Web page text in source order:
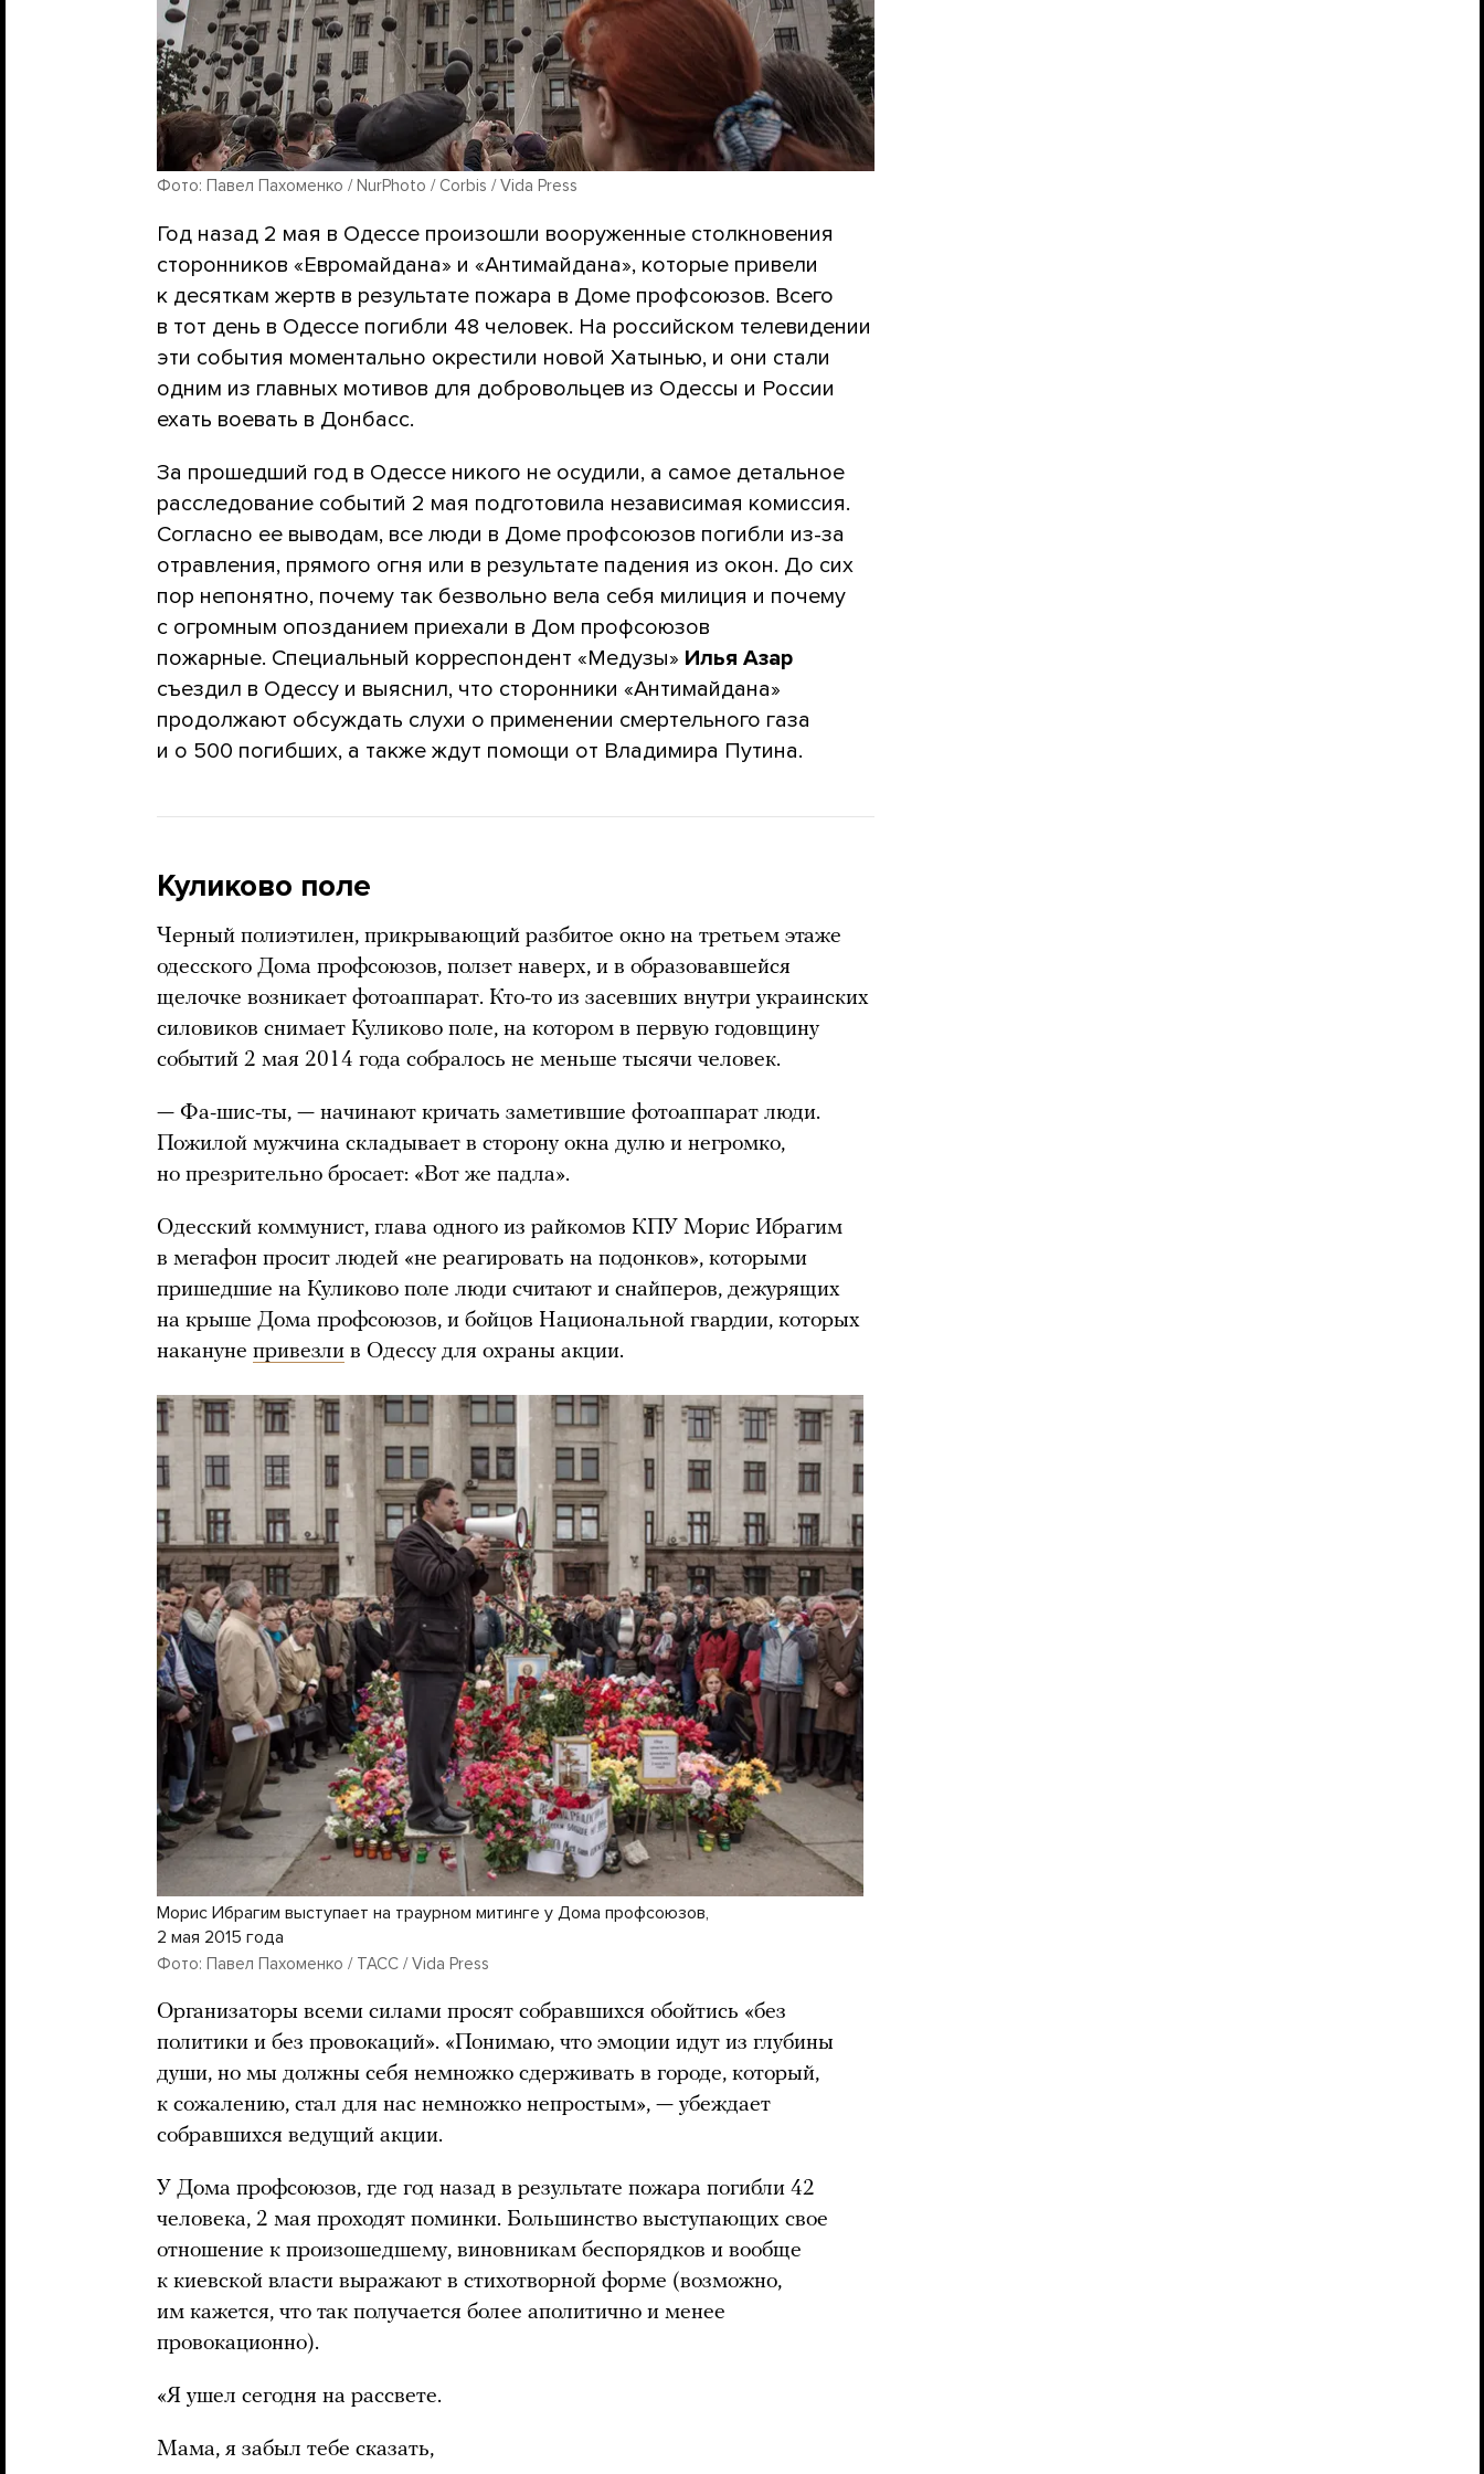
Фото: Павел Пахоменко / NurPhoto / Corbis / Vida Press
Год назад 2 мая в Одессе произошли вооруженные столкновения
сторонников «Евромайдана» и «Антимайдана», которые привели
к десяткам жертв в результате пожара в Доме профсоюзов. Всего
в тот день в Одессе погибли 48 человек. На российском телевидении
эти события моментально окрестили новой Хатынью, и они стали
одним из главных мотивов для добровольцев из Одессы и России
ехать воевать в Донбасс.
За прошедший год в Одессе никого не осудили, а самое детальное
расследование событий 2 мая подготовила независимая комиссия.
Согласно ее выводам, все люди в Доме профсоюзов погибли из-за
отравления, прямого огня или в результате падения из окон. До сих
пор непонятно, почему так безвольно вела себя милиция и почему
с огромным опозданием приехали в Дом профсоюзов
пожарные. Специальный корреспондент «Медузы» Илья Азар
съездил в Одессу и выяснил, что сторонники «Антимайдана»
продолжают обсуждать слухи о применении смертельного газа
и о 500 погибших, а также ждут помощи от Владимира Путина.
Куликово поле
Черный полиэтилен, прикрывающий разбитое окно на третьем этаже
одесского Дома профсоюзов, ползет наверх, и в образовавшейся
щелочке возникает фотоаппарат. Кто-то из засевших внутри украинских
силовиков снимает Куликово поле, на котором в первую годовщину
событий 2 мая 2014 года собралось не меньше тысячи человек.
— Фа-шис-ты, — начинают кричать заметившие фотоаппарат люди.
Пожилой мужчина складывает в сторону окна дулю и негромко,
но презрительно бросает: «Вот же падла».
Одесский коммунист, глава одного из райкомов КПУ Морис Ибрагим
в мегафон просит людей «не реагировать на подонков», которыми
пришедшие на Куликово поле люди считают и снайперов, дежурящих
на крыше Дома профсоюзов, и бойцов Национальной гвардии, которых
накануне привезли в Одессу для охраны акции.
Морис Ибрагим выступает на траурном митинге у Дома профсоюзов,
2 мая 2015 года
Фото: Павел Пахоменко / ТАСС / Vida Press
Организаторы всеми силами просят собравшихся обойтись «без
политики и без провокаций». «Понимаю, что эмоции идут из глубины
души, но мы должны себя немножко сдерживать в городе, который,
к сожалению, стал для нас немножко непростым», — убеждает
собравшихся ведущий акции.
У Дома профсоюзов, где год назад в результате пожара погибли 42
человека, 2 мая проходят поминки. Большинство выступающих свое
отношение к произошедшему, виновникам беспорядков и вообще
к киевской власти выражают в стихотворной форме (возможно,
им кажется, что так получается более аполитично и менее
провокационно).
«Я ушел сегодня на рассвете.
Мама, я забыл тебе сказать,